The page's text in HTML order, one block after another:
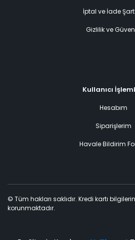
İptal ve İade
Gizlilik ve
Kullanıcı
Hesabım
Siparişlerim
Havale Bildirim
© Tüm hakları saklıdır. Kredi kartı
korunmaktadır.